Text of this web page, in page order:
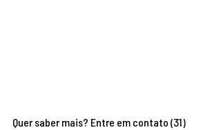
Quer saber mais? Entre em contato (31)